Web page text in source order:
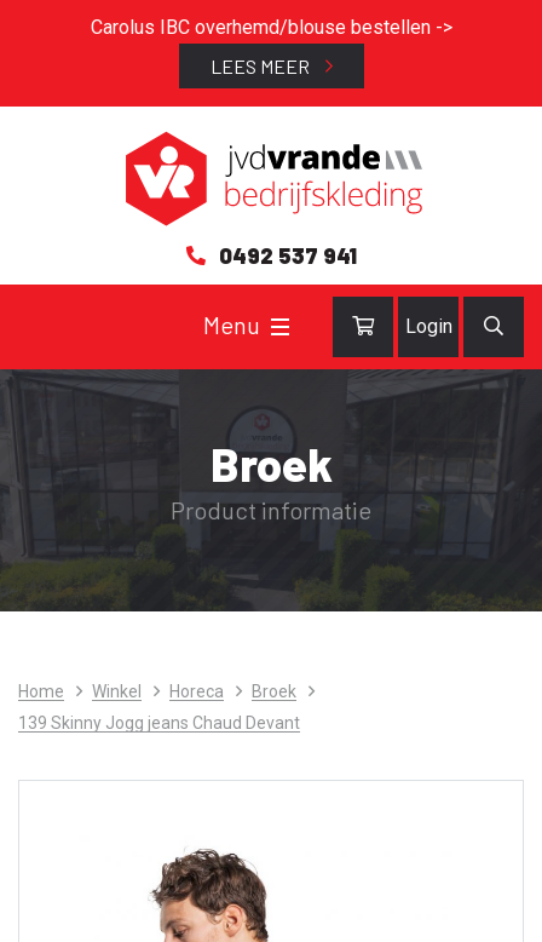
Carolus IBC overhemd/blouse bestellen ->
LEES MEER
0492 537 941
Login
Broek
Product informatie
Home Winkel Horeca
Broek
139 Skinny Jogg jeans Chaud Devant